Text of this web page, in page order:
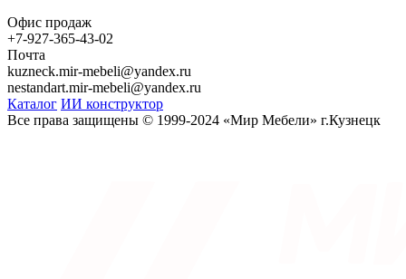
Офис продаж
+7-927-365-43-02
Почта
kuzneck.mir-mebeli@yandex.ru
nestandart.mir-mebeli@yandex.ru
Каталог ИИ конструктор
Все права защищены © 1999-2024 «Мир Мебели» г.Кузнецк